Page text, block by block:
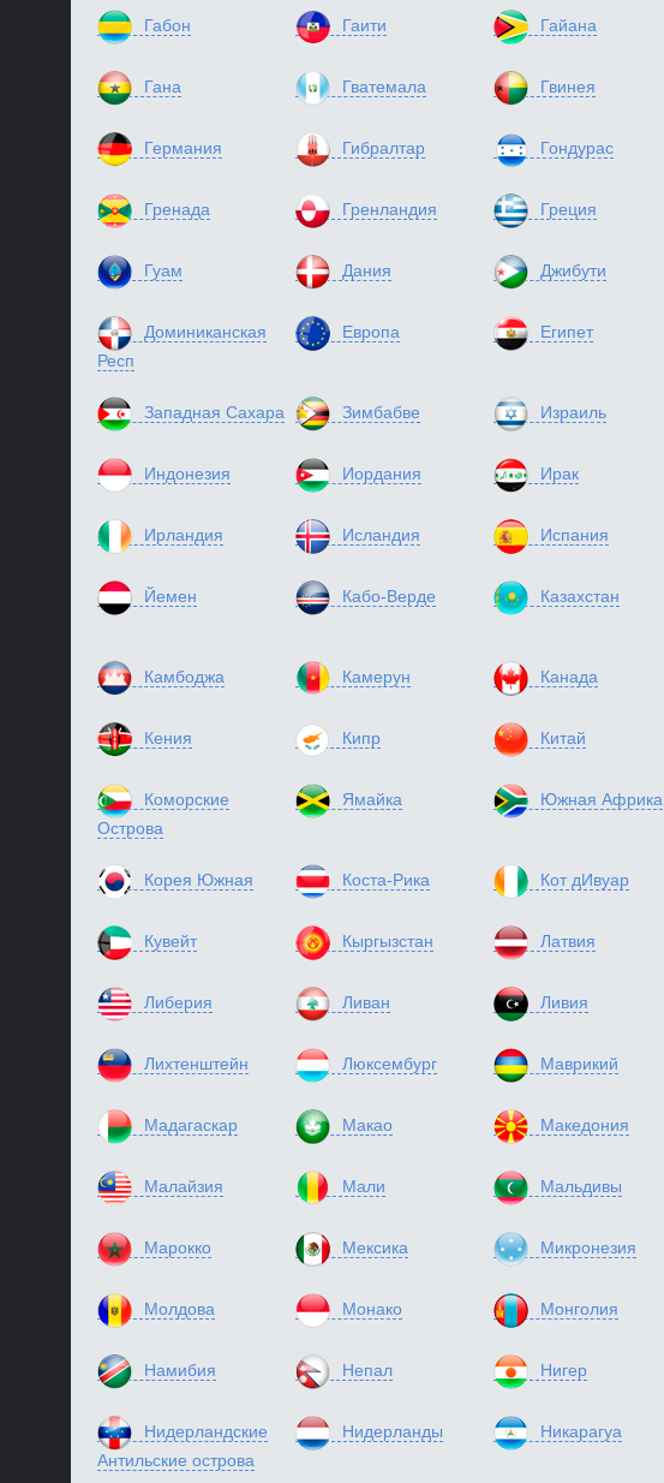
Габон Гаити Гайана
Гана Гватемала Гвинея
Германия Гибралтар Гондурас
Гренада Гренландия Греция
Гуам Дания Джибути
Доминиканская
Респ
Европа Египет
Западная Сахара Зимбабве Израиль
Индонезия Иордания Ирак
Ирландия Исландия Испания
Йемен Кабо-Верде Казахстан
Камбоджа Камерун Канада
Кения Кипр Китай
Коморские
Острова
Ямайка Южная Африка
Корея Южная Коста-Рика Кот дИвуар
Кувейт Кыргызстан Латвия
Либерия Ливан Ливия
Лихтенштейн Люксембург Маврикий
Мадагаскар Макао Македония
Малайзия Мали Мальдивы
Марокко Мексика Микронезия
Молдова Монако Монголия
Намибия Непал Нигер
Нидерландские
Антильские острова
Нидерланды Никарагуа